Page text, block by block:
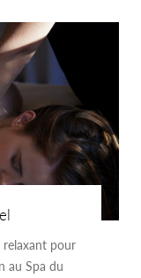
pour
au Spa du